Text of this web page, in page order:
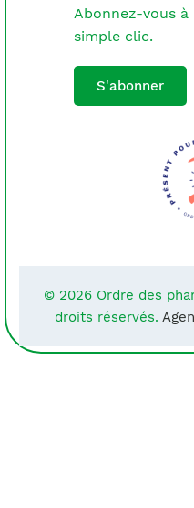
Abonnez-vous
simple clic.
S'abonner
© 2026 Ordre des
droits réservés.